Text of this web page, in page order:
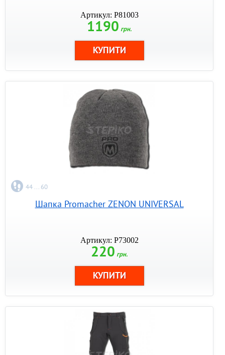
Артикул: P81003
1190 грн.
44 ... 60
Шапка Promacher ZENON UNIVERSAL
Артикул: P73002
220 грн.